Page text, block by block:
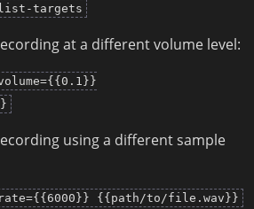
targets
at a different volume level:
using a different sample
{{path/to/file.wav}}